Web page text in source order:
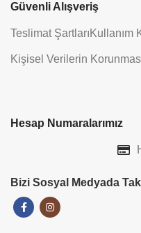
Güvenli Alışveriş
Teslimat ŞartlarıKullanım
Kişisel Verilerin
Hesap Numaralarımız
Bizi Sosyal Medyada